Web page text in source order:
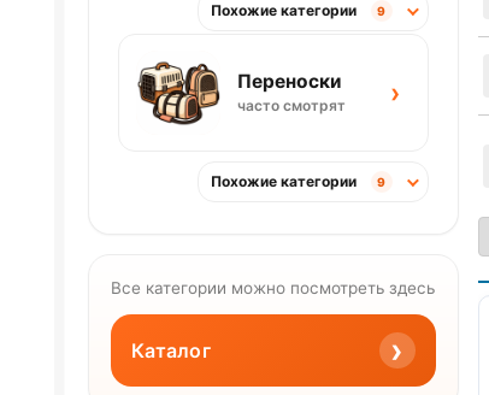
Похожие категории 9
Переноски
часто смотрят ›
Похожие категории 9
Все категории можно посмотреть здесь
Каталог ›